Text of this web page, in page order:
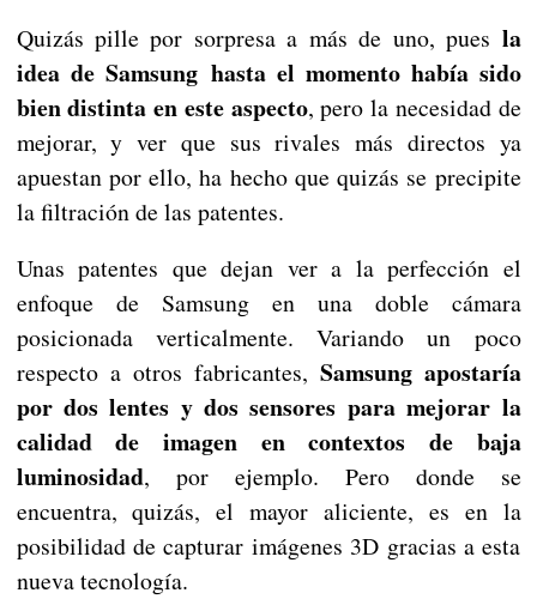
Quizás pille por sorpresa a más de uno, pues la
idea de Samsung hasta el momento había sido
bien distinta en este aspecto, pero la necesidad de
mejorar, y ver que sus rivales más directos ya
apuestan por ello, ha hecho que quizás se precipite
la filtración de las patentes.
Unas patentes que dejan ver a la perfección el
enfoque de Samsung en una doble cámara
posicionada verticalmente. Variando un poco
respecto a otros fabricantes, Samsung apostaría
por dos lentes y dos sensores para mejorar la
calidad de imagen en contextos de baja
luminosidad, por ejemplo. Pero donde se
encuentra, quizás, el mayor aliciente, es en la
posibilidad de capturar imágenes 3D gracias a esta
nueva tecnología.